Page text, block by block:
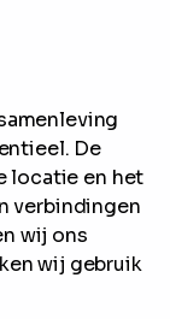
De
locatie en het
verbindingen
wij ons
wij gebruik